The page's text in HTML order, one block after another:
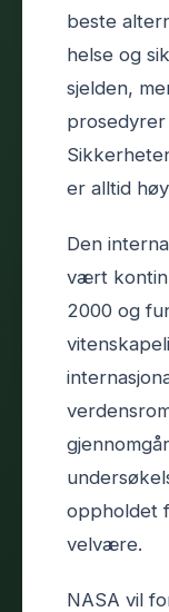
beste
helse og
sjelden,
prosedyrer
er alltid
Den
vært
2000 og
oppholdet
velvære.
NASA vil